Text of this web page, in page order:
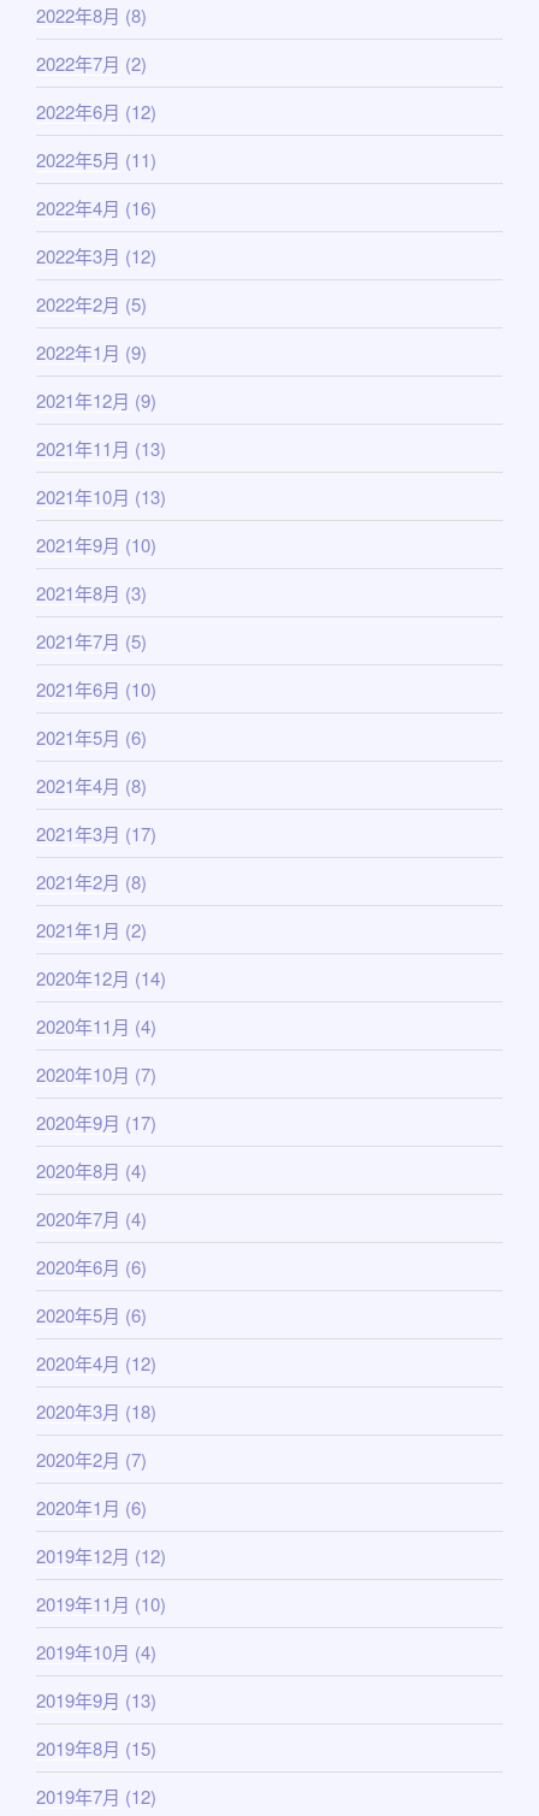
2022年8月 (8)
2022年7月 (2)
2022年6月 (12)
2022年5月 (11)
2022年4月 (16)
2022年3月 (12)
2022年2月 (5)
2022年1月 (9)
2021年12月 (9)
2021年11月 (13)
2021年10月 (13)
2021年9月 (10)
2021年8月 (3)
2021年7月 (5)
2021年6月 (10)
2021年5月 (6)
2021年4月 (8)
2021年3月 (17)
2021年2月 (8)
2021年1月 (2)
2020年12月 (14)
2020年11月 (4)
2020年10月 (7)
2020年9月 (17)
2020年8月 (4)
2020年7月 (4)
2020年6月 (6)
2020年5月 (6)
2020年4月 (12)
2020年3月 (18)
2020年2月 (7)
2020年1月 (6)
2019年12月 (12)
2019年11月 (10)
2019年10月 (4)
2019年9月 (13)
2019年8月 (15)
2019年7月 (12)